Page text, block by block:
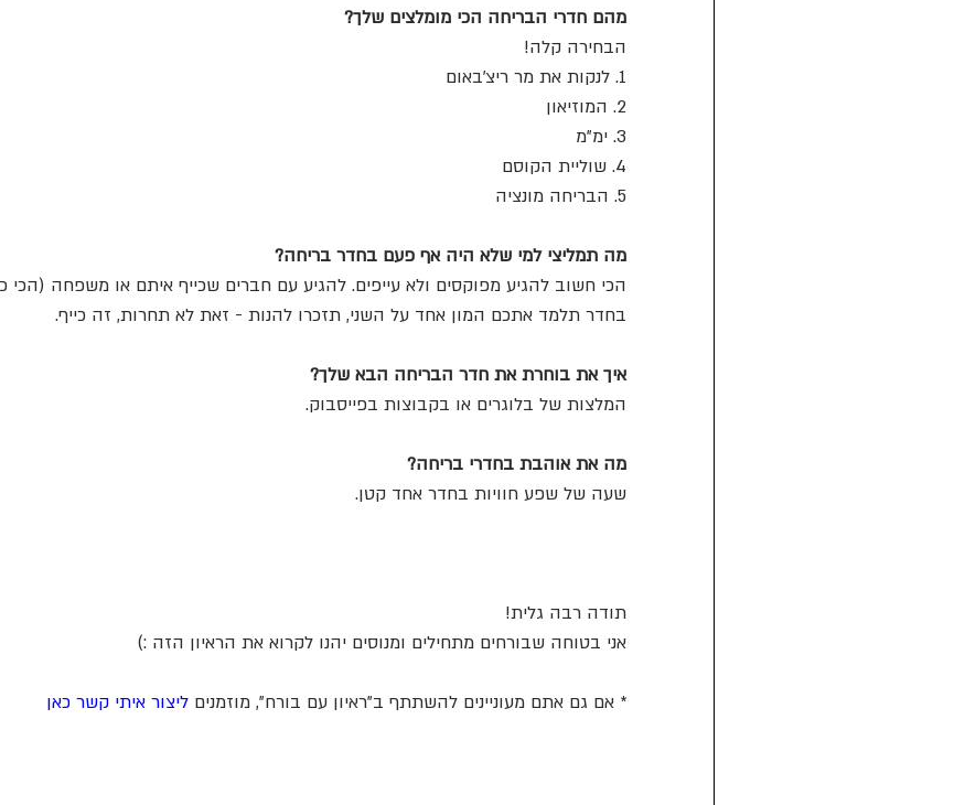
מהם חדרי הבריחה הכי מומלצים שלך?
הבחירה קלה!
1. לנקות את מר ריצ'באום
2. המוזיאון
3. ימ"מ
4. שוליית הקוסם
5. הבריחה מונציה
מה תמליצי למי שלא היה אף פעם בחדר בריחה?
הכי חשוב להגיע מפוקסים ולא עייפים. להגיע עם חברים שכייף איתם או משפחה (הכי
בחדר תלמד אתכם המון אחד על השני, תזכרו להנות - זאת לא תחרות, זה כייף.
איך את בוחרת את חדר הבריחה הבא שלך?
המלצות של בלוגרים או בקבוצות בפייסבוק.
מה את אוהבת בחדרי בריחה?
שעה של שפע חוויות בחדר אחד קטן.
תודה רבה גלית!
אני בטוחה שבורחים מתחילים ומנוסים יהנו לקרוא את הראיון הזה :)
* אם גם אתם מעוניינים להשתתף ב"ראיון עם בורח", מוזמנים ליצור איתי קשר כאן